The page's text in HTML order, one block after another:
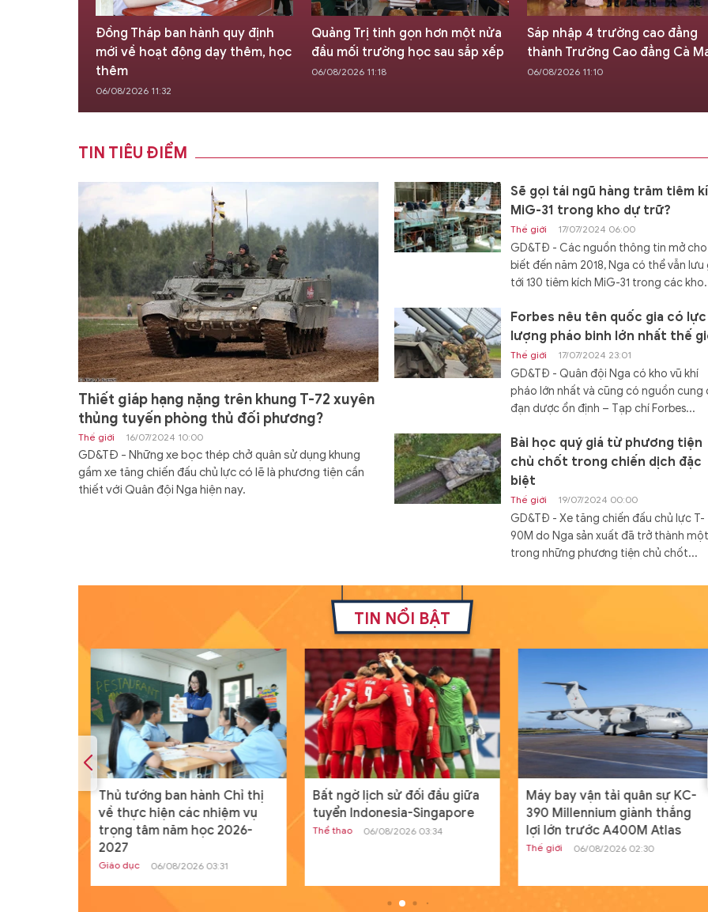
Đồng Tháp ban hành quy định
mới về hoạt động dạy thêm, học
thêm
06/08/2026 11:32
Quảng Trị tinh gọn hơn một nửa
đầu mối trường học sau sắp xếp
06/08/2026 11:18
Sáp nhập 4 trường cao đẳng
thành Trường Cao đẳng Cà
06/08/2026 11:10
TIN TIÊU ĐIỂM
Thiết giáp hạng nặng trên khung T-72 xuyên
thủng tuyến phòng thủ đối phương?
Thế giới 16/07/2024 10:00
GD&TĐ - Những xe bọc thép chở quân sử dụng khung
gầm xe tăng chiến đấu chủ lực có lẽ là phương tiện cần
thiết với Quân đội Nga hiện nay.
Sẽ gọi tái ngũ hàng trăm tiêm
MiG-31 trong kho dự trữ?
Thế giới 17/07/2024 06:00
GD&TĐ - Các nguồn thông tin mở cho
biết đến năm 2018, Nga có thể vẫn lưu
tới 130 tiêm kích MiG-31 trong các
Forbes nêu tên quốc gia có lực
lượng pháo binh lớn nhất thế
Thế giới 17/07/2024 23:01
GD&TĐ - Quân đội Nga có kho vũ khí
pháo lớn nhất và cũng có nguồn cung
đạn dược ổn định – Tạp chí Forbes...
Bài học quý giá từ phương tiện
chủ chốt trong chiến dịch đặc
biệt
Thế giới 19/07/2024 00:00
GD&TĐ - Xe tăng chiến đấu chủ lực T-
90M do Nga sản xuất đã trở thành một
trong những phương tiện chủ chốt...
Đóng hàng loạt tàu đổ bộ Dự
hơn cho Hải quân Nga.
Nam sinh người Tày đỗ đầu khối
A01 tỉnh Lạng Sơn từng bỏ
loại HSG quốc gia
20/07/2024 00:04
GD&TĐ - Dù điều kiện học tập có phần
hạn chế nhưng, Dương Đình Thanh
dân tộc Tày vẫn sở hữu điểm số ba
Tìm ra nguyên nhân máy tính
TIN NỔI BẬT
Thủ tướng ban hành Chỉ thị
về thực hiện các nhiệm vụ
trọng tâm năm học 2026-
2027
Giáo dục 06/08/2026 03:31
Bất ngờ lịch sử đối đầu giữa
tuyển Indonesia-Singapore
Thể thao 06/08/2026 03:34
Máy bay vận tải quân sự KC-
390 Millennium giành thắng
lợi lớn trước A400M Atlas
Thế giới 06/08/2026 02:30